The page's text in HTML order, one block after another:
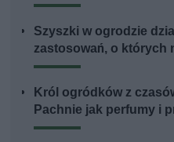
Szyszki w ogrodzie
zastosowań, o których
Król ogródków z
Pachnie jak perfumy i